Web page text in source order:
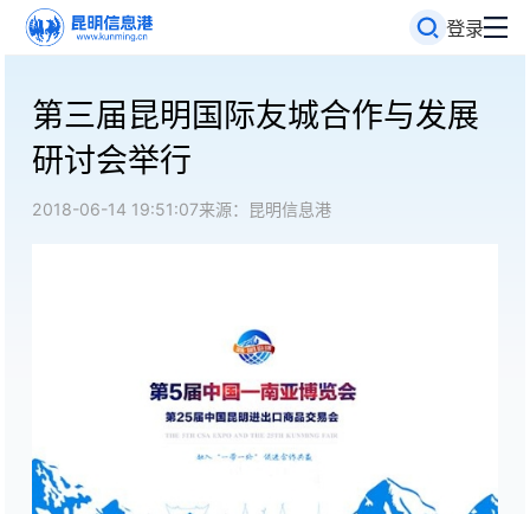
登录
第三届昆明国际友城合作与发展
研讨会举行
2018-06-14 19:51:07来源：昆明信息港